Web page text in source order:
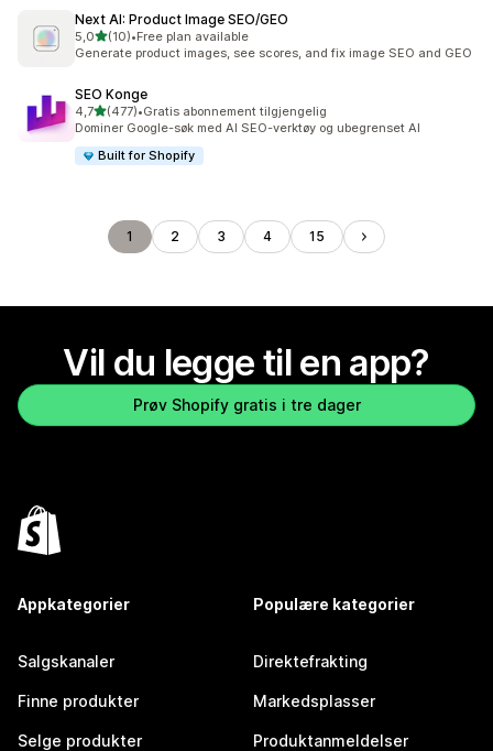
Next AI: Product Image SEO/GEO
5,0av 5 stjerner
(10)
Totalt 10 omtaler
•Free plan available
Generate product images, see scores, and fix image SEO and GEO
SEO Konge
4,7av 5 stjerner
(477)
Totalt 477 omtaler
•Gratis abonnement tilgjengelig
Dominer Google-søk med AI SEO-verktøy og ubegrenset AI
Built for Shopify
1 2 3 4 15
Vil du legge til en app?
Prøv Shopify gratis i tre dager
Appkategorier
Salgskanaler
Finne produkter
Selge produkter
Populære kategorier
Direktefrakting
Markedsplasser
Produktanmeldelser